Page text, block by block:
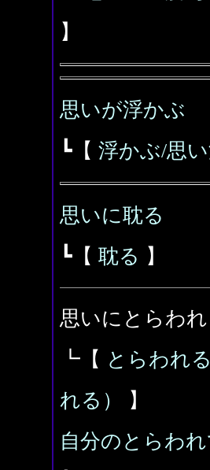
】
思いが浮かぶ
┗【 浮かぶ/思
思いに耽る
┗【 耽る 】
思いにとらわれ
┗【 とらわれ
れる）
】
自分のとらわ